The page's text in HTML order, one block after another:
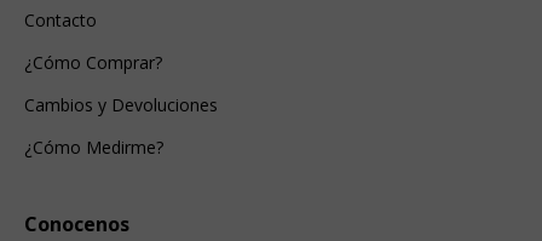
Contacto
¿Cómo Comprar?
Cambios y Devoluciones
¿Cómo Medirme?
Conocenos